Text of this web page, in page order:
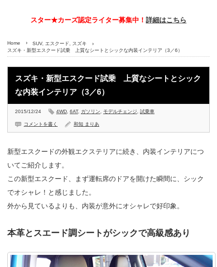
スター★カーズ認定ライター募集中！ 詳細はこちら
Home SUV, エスクード
スズキ
スズキ・新型エスクード試乗 上質なシートとシックな内装インテリア（3／6）
スズキ・新型エスクード試乗 上質なシートとシック
な内装インテリア（3／6）
2015/12/24 4WD 6AT, ガソリン モデルチェンジ 試乗車
コメントを書く 和知 まりあ
新型エスクードの外観エクステリアに続き、内装インテリアにつ
いてご紹介します。
この新型エスクード、まず運転席のドアを開けた瞬間に、シック
でオシャレ！と感じました。
外から見ているよりも、内装が意外にオシャレで好印象。
本革とスエード調シートがシックで高級感あり